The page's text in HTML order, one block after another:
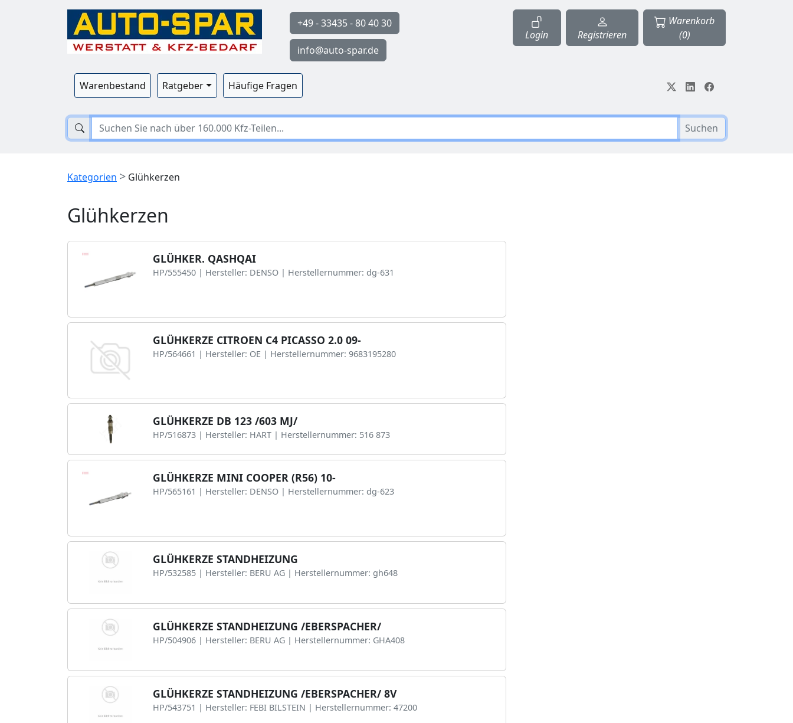
+49 - 33435 - 80 40 30
info@auto-spar.de
Login Registrieren
Warenkorb
(0)
Warenbestand Ratgeber Häufige Fragen
Suchen
Kategorien > Glühkerzen
Glühkerzen
GLÜHKER. QASHQAI
HP/555450 | Hersteller: DENSO | Herstellernummer: dg-631
GLÜHKERZE CITROEN C4 PICASSO 2.0 09-
HP/564661 | Hersteller: OE | Herstellernummer: 9683195280
GLÜHKERZE DB 123 /603 MJ/
HP/516873 | Hersteller: HART | Herstellernummer: 516 873
GLÜHKERZE MINI COOPER (R56) 10-
HP/565161 | Hersteller: DENSO | Herstellernummer: dg-623
GLÜHKERZE STANDHEIZUNG
HP/532585 | Hersteller: BERU AG | Herstellernummer: gh648
GLÜHKERZE STANDHEIZUNG /EBERSPACHER/
HP/504906 | Hersteller: BERU AG | Herstellernummer: GHA408
GLÜHKERZE STANDHEIZUNG /EBERSPACHER/ 8V
HP/543751 | Hersteller: FEBI BILSTEIN | Herstellernummer: 47200